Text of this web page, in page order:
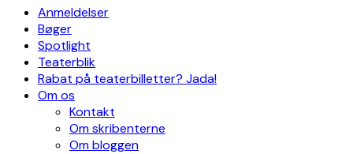
Anmeldelser
Bøger
Spotlight
Teaterblik
Rabat på teaterbilletter? Jada!
Om os
Kontakt
Om skribenterne
Om bloggen